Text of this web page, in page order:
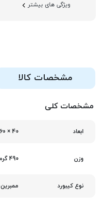
ویژگی های بیشتر
مشخصات کالا
مشخصات کلی
ابعاد 40 × 160 × 445 میلی متر
وزن 490 گرم
نوع کیبورد ممبرین